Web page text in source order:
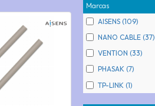
Marcas
AISENS (109)
NANO CABLE (37)
VENTION (33)
PHASAK (7)
TP-LINK (1)